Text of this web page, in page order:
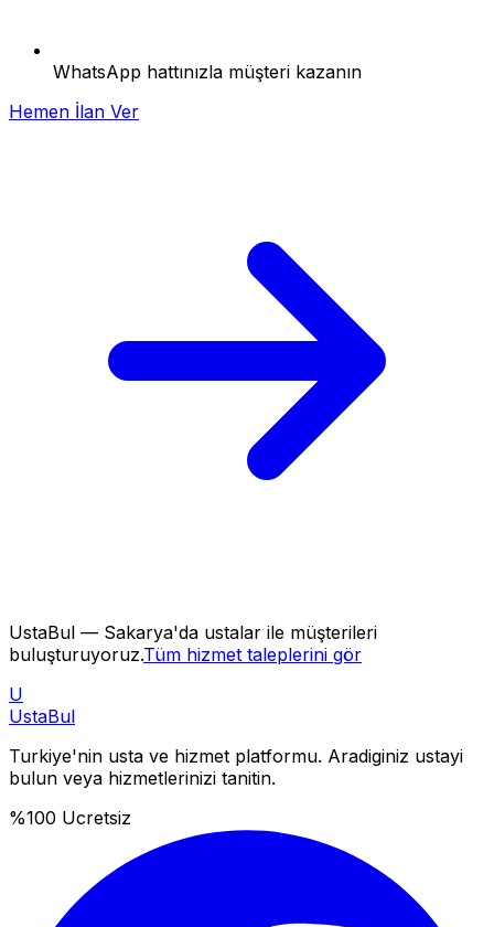
WhatsApp hattınızla müşteri kazanın
Hemen İlan Ver
UstaBul — Sakarya'da ustalar ile müşterileri
buluşturuyoruz.Tüm hizmet taleplerini gör
U
UstaBul
Turkiye'nin usta ve hizmet platformu. Aradiginiz ustayi
bulun veya hizmetlerinizi tanitin.
%100 Ucretsiz